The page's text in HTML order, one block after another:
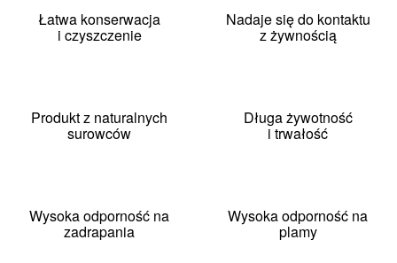
Łatwa konserwacja
i czyszczenie
Nadaje się do kontaktu
z żywnością
Produkt z naturalnych
surowców
Długa żywotność
i trwałość
Wysoka odporność na
zadrapania
Wysoka odporność na
plamy